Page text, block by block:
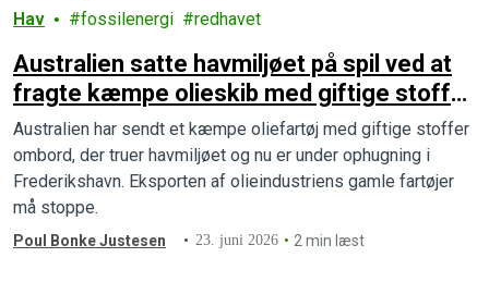
Hav fossilenergi redhavet
Australien satte havmiljøet på spil ved at
fragte kæmpe olieskib med giftige stoffer
til Frederikshavn
Australien har sendt et kæmpe oliefartøj med giftige stoffer
ombord, der truer havmiljøet og nu er under ophugning i
Frederikshavn. Eksporten af olieindustriens gamle fartøjer
må stoppe.
Poul Bonke Justesen 23. juni 2026 2 min læst